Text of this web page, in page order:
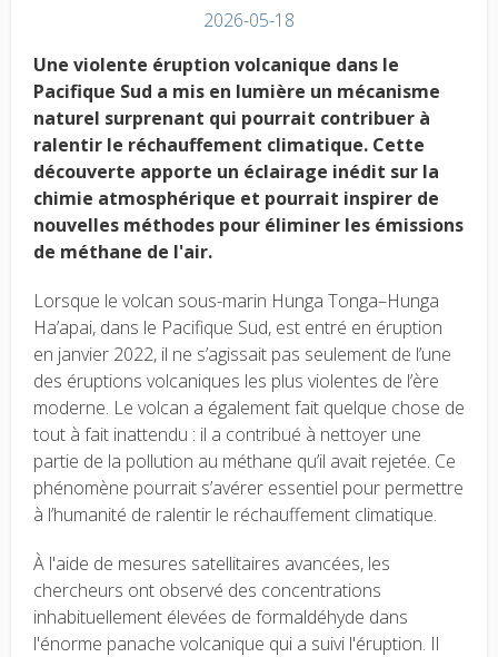
2026-05-18
Une violente éruption volcanique dans le
Pacifique Sud a mis en lumière un mécanisme
naturel surprenant qui pourrait contribuer à
ralentir le réchauffement climatique. Cette
découverte apporte un éclairage inédit sur la
chimie atmosphérique et pourrait inspirer de
nouvelles méthodes pour éliminer les émissions
de méthane de l'air.
Lorsque le volcan sous-marin Hunga Tonga–Hunga
Ha’apai, dans le Pacifique Sud, est entré en éruption
en janvier 2022, il ne s’agissait pas seulement de l’une
des éruptions volcaniques les plus violentes de l’ère
moderne. Le volcan a également fait quelque chose de
tout à fait inattendu : il a contribué à nettoyer une
partie de la pollution au méthane qu’il avait rejetée. Ce
phénomène pourrait s’avérer essentiel pour permettre
à l’humanité de ralentir le réchauffement climatique.
À l'aide de mesures satellitaires avancées, les
chercheurs ont observé des concentrations
inhabituellement élevées de formaldéhyde dans
l'énorme panache volcanique qui a suivi l'éruption. Il